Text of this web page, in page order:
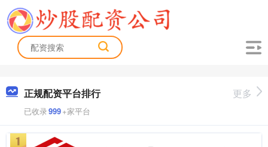
正规配资平台排行
已收录999+家平台
更多